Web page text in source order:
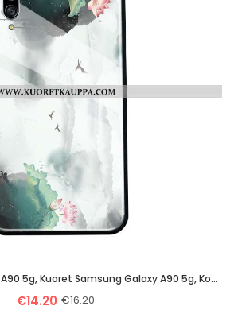
Kuori Samsung Galaxy A90 5g, Kuoret Samsung Galaxy A90 5g, Kotelo Samsung Galaxy A90 5g Suojaus Lasi
€14.20 €16.20